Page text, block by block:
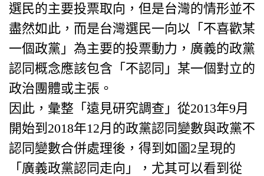
選民的主要投票取向，但是台灣的情形並不
盡然如此，而是台灣選民一向以「不喜歡某
一個政黨」為主要的投票動力，廣義的政黨
認同概念應該包含「不認同」某一個對立的
政治團體或主張。
因此，彙整「遠見研究調查」從2013年9月
開始到2018年12月的政黨認同變數與政黨不
認同變數合併處理後，得到如圖2呈現的
「廣義政黨認同走向」，尤其可以看到從